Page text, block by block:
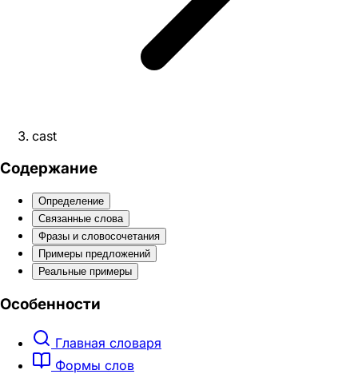
cast
Содержание
Определение
Связанные слова
Фразы и словосочетания
Примеры предложений
Реальные примеры
Особенности
Главная словаря
Формы слов